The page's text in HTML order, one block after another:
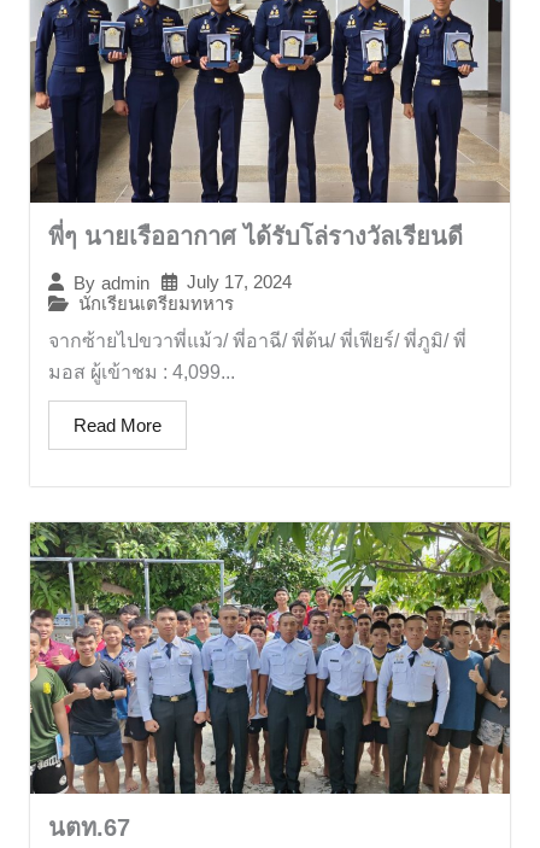
พี่ๆ นายเรืออากาศ ได้รับโล่รางวัลเรียนดี
By admin
July 17, 2024
นักเรียนเตรียมทหาร
จากซ้ายไปขวาพี่แม้ว/ พี่อาฉี/ พี่ต้น/ พี่เฟียร์/ พี่ภูมิ/ พี่
มอส ผู้เข้าชม : 4,099...
Read More
นตท.67